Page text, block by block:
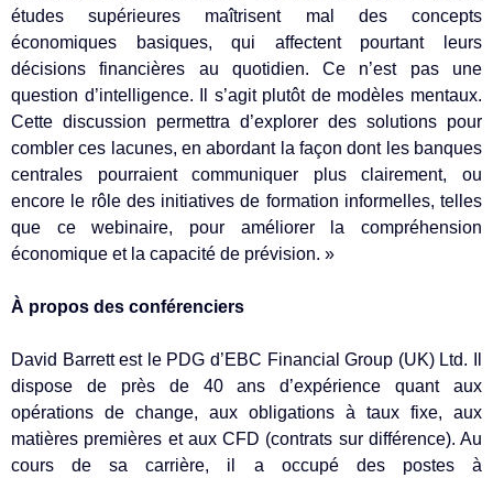
études supérieures maîtrisent mal des concepts
économiques basiques, qui affectent pourtant leurs
décisions financières au quotidien. Ce n’est pas une
question d’intelligence. Il s’agit plutôt de modèles mentaux.
Cette discussion permettra d’explorer des solutions pour
combler ces lacunes, en abordant la façon dont les banques
centrales pourraient communiquer plus clairement, ou
encore le rôle des initiatives de formation informelles, telles
que ce webinaire, pour améliorer la compréhension
économique et la capacité de prévision. »
À propos des conférenciers
David Barrett est le PDG d’EBC Financial Group (UK) Ltd. Il
dispose de près de 40 ans d’expérience quant aux
opérations de change, aux obligations à taux fixe, aux
matières premières et aux CFD (contrats sur différence). Au
cours de sa carrière, il a occupé des postes à